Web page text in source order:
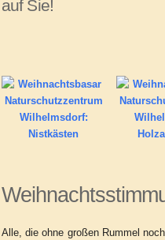
auf Sie!
Alle, die ohne großen Rummel